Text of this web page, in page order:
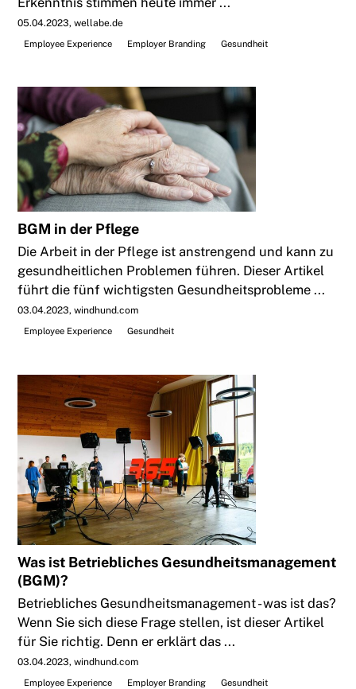
05.04.2023 wellabe.de
Employee Experience
Employer Branding Gesundheit
BGM in der Pflege
Die Arbeit in der Pflege ist anstrengend und kann zu
gesundheitlichen Problemen führen. Dieser Artikel
führt die fünf wichtigsten Gesundheitsprobleme ...
03.04.2023 windhund.com
Employee Experience
Gesundheit
Was ist Betriebliches Gesundheitsmanagement
(BGM)?
Betriebliches Gesundheitsmanagement - was ist das?
Wenn Sie sich diese Frage stellen, ist dieser Artikel
für Sie richtig. Denn er erklärt das ...
03.04.2023 windhund.com
Employee Experience
Employer Branding Gesundheit